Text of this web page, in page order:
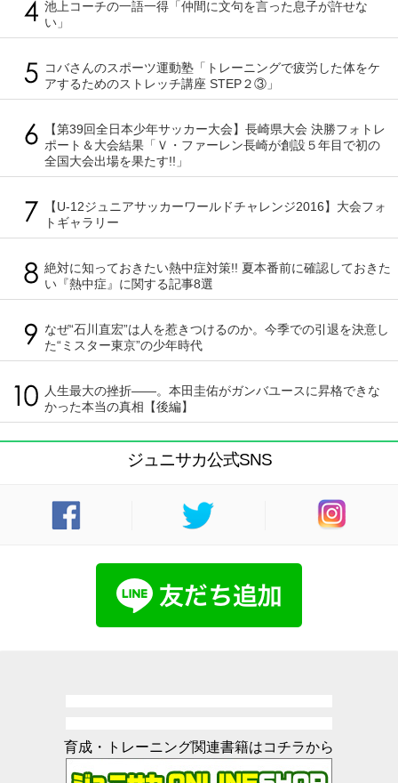
池上コーチの一語一得「仲間に文句を言った息子が許せな
い」
コバさんのスポーツ運動塾「トレーニングで疲労した体をケ
アするためのストレッチ講座 STEP２③」
【第39回全日本少年サッカー大会】長崎県大会 決勝フォトレ
ポート＆大会結果「Ｖ・ファーレン長崎が創設５年目で初の
全国大会出場を果たす!!」
【U-12ジュニアサッカーワールドチャレンジ2016】大会フォ
トギャラリー
絶対に知っておきたい熱中症対策!! 夏本番前に確認しておきた
い『熱中症』に関する記事8選
なぜ“石川直宏”は人を惹きつけるのか。今季での引退を決意し
た“ミスター東京”の少年時代
人生最大の挫折――。本田圭佑がガンバユースに昇格できな
かった本当の真相【後編】
ジュニサカ公式SNS
育成・トレーニング関連書籍はコチラから